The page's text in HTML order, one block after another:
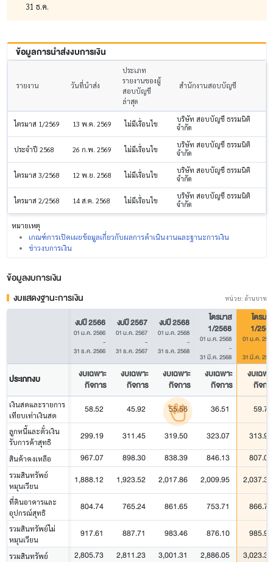
31 ธ.ค.
ข้อมูลการนำส่งงบการเงิน
รายงาน วันที่นำส่ง
ประเภท
รายงานของผู้
สอบบัญชี
ล่าสุด
สำนักงานสอบบัญชี
ไตรมาส 1/2569 13 พ.ค. 2569 ไม่มีเงื่อนไข
บริษัท สอบบัญชี ธรรมนิติ
จำกัด
ประจำปี 2568 26 ก.พ. 2569 ไม่มีเงื่อนไข
บริษัท สอบบัญชี ธรรมนิติ
จำกัด
ไตรมาส 3/2568 12 พ.ย. 2568 ไม่มีเงื่อนไข
บริษัท สอบบัญชี ธรรมนิติ
จำกัด
ไตรมาส 2/2568 14 ส.ค. 2568 ไม่มีเงื่อนไข
บริษัท สอบบัญชี ธรรมนิติ
จำกัด
หมายเหตุ
เกณฑ์การเปิดเผยข้อมูลเกี่ยวกับผลการดำเนินงานและฐานะการเงิน
ข่าวงบการเงิน
ข้อมูลงบการเงิน
งบแสดงฐานะการเงิน
หน่วย: ล้านบาท
งบปี 2566
01 ม.ค. 2566
-
31 ธ.ค. 2566
งบปี 2567
01 ม.ค. 2567
-
31 ธ.ค. 2567
งบปี 2568
01 ม.ค. 2568
-
31 ธ.ค. 2568
ไตรมาส
1/2568
01 ม.ค. 2568
-
31 มี.ค. 2568
ไตรมา
1/
01 ม.ค.
31 มี.ค.
ประเภทงบ
งบเฉพาะ
กิจการ
งบเฉพาะ
กิจการ
งบเฉพาะ
กิจการ
งบเฉพาะ
กิจการ
งบเฉพา
กิจกา
เงินสดและรายการ
เทียบเท่าเงินสด
58.52 45.92 55.56 36.51 59.77
ลูกหนี้และตั๋วเงิน
รับการค้าสุทธิ
299.19 311.45 319.50 323.07 313.95
สินค้าคงเหลือ 967.07 898.30 838.39 846.13 807.07
รวมสินทรัพย์
หมุนเวียน
1,888.12 1,923.52 2,017.86 2,009.95 2,037.32
ที่ดินอาคารและ
อุปกรณ์สุทธิ
804.74 765.24 861.65 753.71 866.72
รวมสินทรัพย์ไม่
หมุนเวียน
917.61 887.71 983.46 876.10 985.99
รวมสินทรัพย์ 2,805.73 2,811.23 3,001.31 2,886.05 3,023.30